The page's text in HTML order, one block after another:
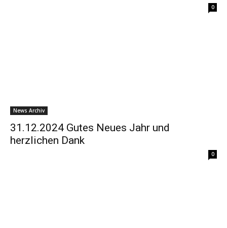
0
News Archiv
31.12.2024 Gutes Neues Jahr und
herzlichen Dank
0